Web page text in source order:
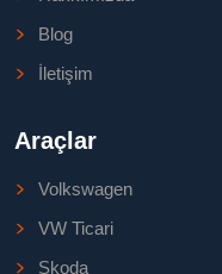
Blog
İletişim
Araçlar
Volkswagen
VW Ticari
Skoda